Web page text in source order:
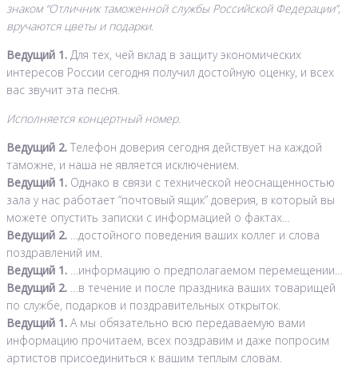
знаком “Отличник таможенной службы Российской Федерации”,
вручаются цветы и подарки.
Ведущий 1. Для тех, чей вклад в защиту экономических
интересов России сегодня получил достойную оценку, и всех
вас звучит эта песня.
Исполняется концертный номер.
Ведущий 2. Телефон доверия сегодня действует на каждой
таможне, и наша не является исключением.
Ведущий 1. Однако в связи с технической неоснащенностью
зала у нас работает “почтовый ящик” доверия, в который вы
можете опустить записки с информацией о фактах…
Ведущий 2. …достойного поведения ваших коллег и слова
поздравлений им.
Ведущий 1. …информацию о предполагаемом перемещении…
Ведущий 2. …в течение и после праздника ваших товарищей
по службе, подарков и поздравительных открыток.
Ведущий 1. А мы обязательно всю передаваемую вами
информацию прочитаем, всех поздравим и даже попросим
артистов присоединиться к вашим теплым словам.